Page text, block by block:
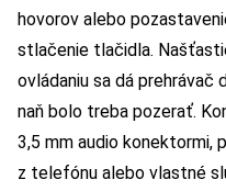
hovorov alebo
stlačenie tlačidla.
ovládaniu sa dá prehrávač
naň bolo treba pozerať.
3,5 mm audio konektormi,
z telefónu alebo vlastné